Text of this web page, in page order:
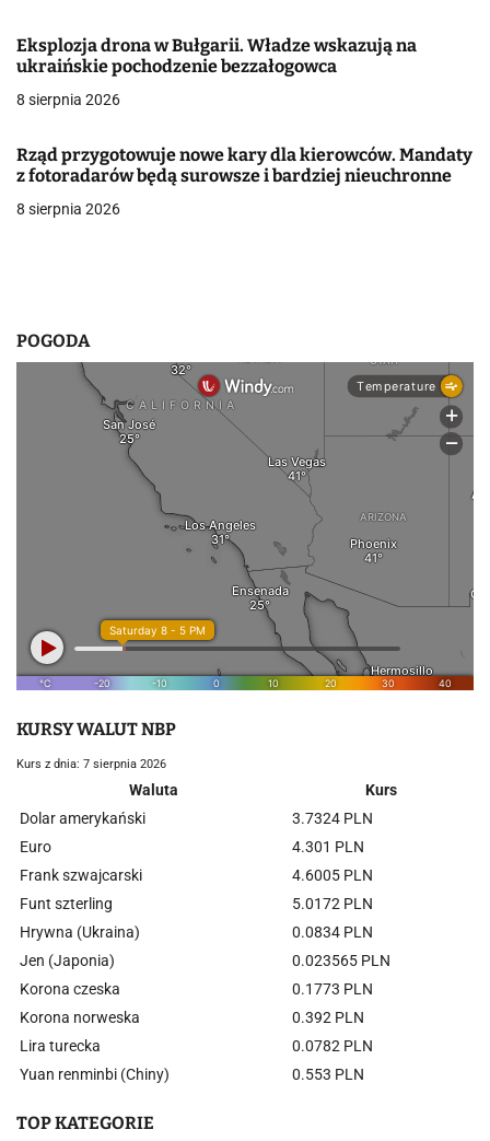
p
i
u
Eksplozja drona w Bułgarii. Władze wskazują na
ukraińskie pochodzenie bezzałogowca
8 sierpnia 2026
Rząd przygotowuje nowe kary dla kierowców. Mandaty
z fotoradarów będą surowsze i bardziej nieuchronne
8 sierpnia 2026
POGODA
KURSY WALUT NBP
Kurs z dnia: 7 sierpnia 2026
Waluta
Kurs
Dolar amerykański
3.7324 PLN
Euro
4.301 PLN
Frank szwajcarski
4.6005 PLN
Funt szterling
5.0172 PLN
Hrywna (Ukraina)
0.0834 PLN
Jen (Japonia)
0.023565 PLN
Korona czeska
0.1773 PLN
Korona norweska
0.392 PLN
Lira turecka
0.0782 PLN
Yuan renminbi (Chiny)
0.553 PLN
TOP KATEGORIE